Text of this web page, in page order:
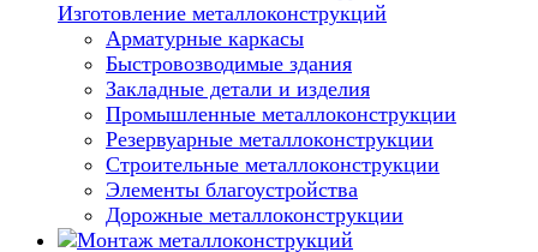
Изготовление металлоконструкций
Арматурные каркасы
Быстровозводимые здания
Закладные детали и изделия
Промышленные металлоконструкции
Резервуарные металлоконструкции
Строительные металлоконструкции
Элементы благоустройства
Дорожные металлоконструкции